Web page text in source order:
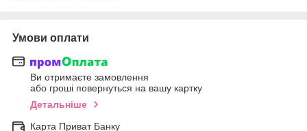
Умови оплати
Ви отримаєте замовлення
або гроші повернуться на вашу картку
Детальніше
Карта Приват Банку